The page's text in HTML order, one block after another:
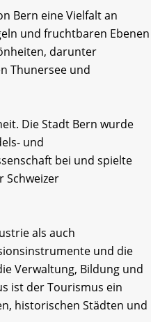
Bern eine Vielfalt an
und fruchtbaren Ebenen
darunter
Thunersee und
Die Stadt Bern wurde
und
bei und spielte
Schweizer
als auch
und die
Verwaltung, Bildung und
ist der Tourismus ein
historischen Städten und